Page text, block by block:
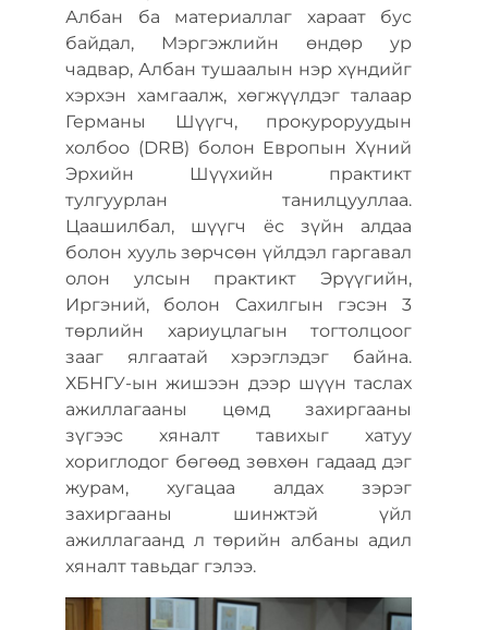
Албан ба материаллаг хараат бус
байдал, Мэргэжлийн өндөр ур
чадвар, Албан тушаалын нэр хүндийг
хэрхэн хамгаалж, хөгжүүлдэг талаар
Германы Шүүгч, прокуроруудын
холбоо (DRB) болон Европын Хүний
Эрхийн Шүүхийн практикт
тулгуурлан танилцууллаа.
Цаашилбал, шүүгч ёс зүйн алдаа
болон хууль зөрчсөн үйлдэл гаргавал
олон улсын практикт Эрүүгийн,
Иргэний, болон Сахилгын гэсэн 3
төрлийн хариуцлагын тогтолцоог
зааг ялгаатай хэрэглэдэг байна.
ХБНГУ-ын жишээн дээр шүүн таслах
ажиллагааны цөмд захиргааны
зүгээс хяналт тавихыг хатуу
хориглодог бөгөөд зөвхөн гадаад дэг
журам, хугацаа алдах зэрэг
захиргааны шинжтэй үйл
ажиллагаанд л төрийн албаны адил
хяналт тавьдаг гэлээ.